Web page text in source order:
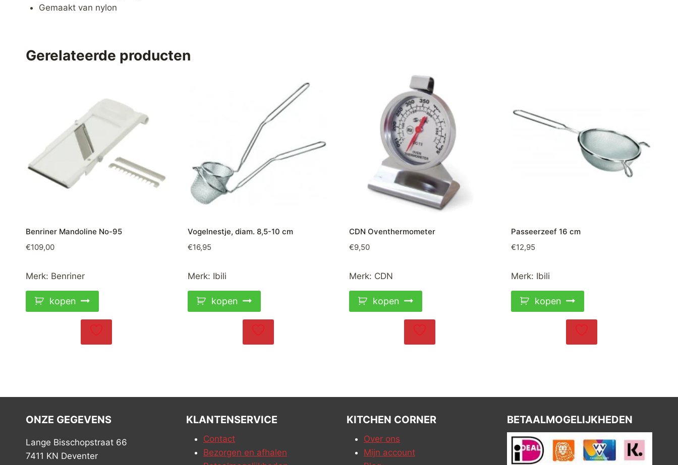
Gemaakt van nylon
Gerelateerde producten
Benriner Mandoline No-95
€109,00
Merk: Benriner
kopen
Vogelnestje, diam. 8,5-10 cm
€16,95
Merk: Ibili
kopen
CDN Oventhermometer
€9,50
Merk: CDN
kopen
Passeerzeef 16 cm
€12,95
Merk: Ibili
kopen
ONZE GEGEVENS
Lange Bisschopstraat 66
7411 KN Deventer
KLANTENSERVICE
Contact
Bezorgen en afhalen
KITCHEN CORNER
Over ons
Mijn account
BETAALMOGELIJKHEDEN